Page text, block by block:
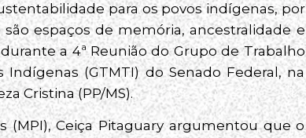
para os povos indígenas, por
espaços de memória, ancestralidade e
a 4ª Reunião do Grupo de Trabalho
(GTMTI) do Senado Federal, na
Cristina (PP/MS).
(MPI), Ceiça Pitaguary argumentou que o